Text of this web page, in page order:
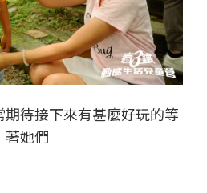
待接下來有甚麼好玩的等
著她們